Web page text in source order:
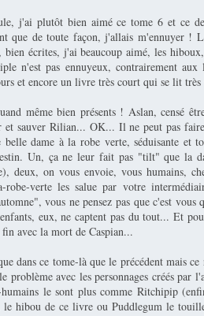
j'ai plutôt bien aimé ce tome 6 et ce
que de toute façon, j'allais m'ennuyer !
bien écrites, j'ai beaucoup aimé, les
n'est pas ennuyeux, contrairement
et encore un livre très court qui se lit très
même bien présents ! Aslan, censé
et sauver Rilian... OK... Il ne peut pas
dame à la robe verte, séduisante
Un, ça ne leur fait pas "tilt" que la
deux, on vous envoie, vous humains,
robe-verte les salue par votre
vous ne pensez pas que c'est
eux, ne captent pas du tout... Et
avec la mort de Caspian...
dans ce tome-là que le précédent mais ce
problème avec les personnages créés par
le sont plus comme Ritchipip
hibou de ce livre ou Puddlegum le